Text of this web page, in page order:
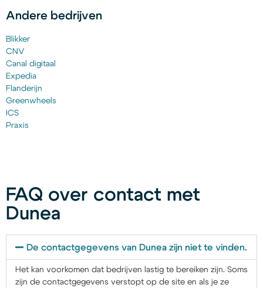
Andere bedrijven
Blikker
CNV
Canal digitaal
Expedia
Flanderijn
Greenwheels
ICS
Praxis
FAQ over contact met
Dunea
De contactgegevens van Dunea zijn niet te vinden.
Het kan voorkomen dat bedrijven lastig te bereiken zijn. Soms
zijn de contactgegevens verstopt op de site en als je ze